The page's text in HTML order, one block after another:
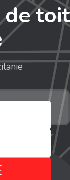
de toit